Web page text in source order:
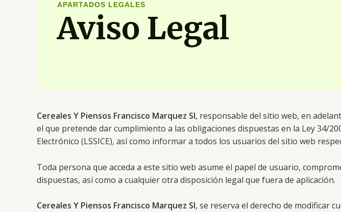
APARTADOS LEGALES
Aviso Legal
Cereales Y Piensos Francisco Marquez Sl, responsable del sitio web, en
el que pretende dar cumplimiento a las obligaciones dispuestas en la Ley 34/
Electrónico (LSSICE), así como informar a todos los usuarios del sitio web
Toda persona que acceda a este sitio web asume el papel de usuario,
dispuestas, así como a cualquier otra disposición legal que fuera de aplicación.
Cereales Y Piensos Francisco Marquez Sl, se reserva el derecho de modificar